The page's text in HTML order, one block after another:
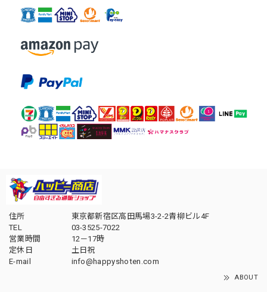
住所
東京都新宿区高田馬場3-2-2青柳ビル4F
TEL
03-3525-7022
営業時間
12－17時
定休日
土日祝
E-mail
info@happyshoten.com
ABOUT